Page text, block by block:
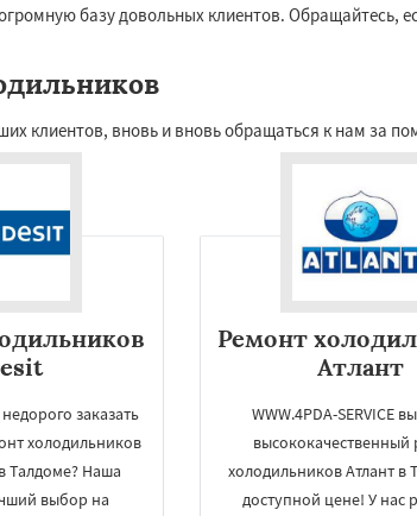
базу довольных клиентов. Обращайтесь,
клиентов, вновь и вновь обращаться к нам за
заказать
холодильников
Талдоме? Наша
выбор на
Ремонт
Атлант
WWW.4PDA-SERVICE
высококачественный
холодильников Атлант в
доступной цене! У нас